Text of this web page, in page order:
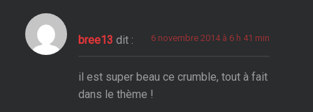
bree13 dit : 6 novembre 2014 à 6 h 41 min
il est super beau ce crumble, tout à fait
dans le thème !